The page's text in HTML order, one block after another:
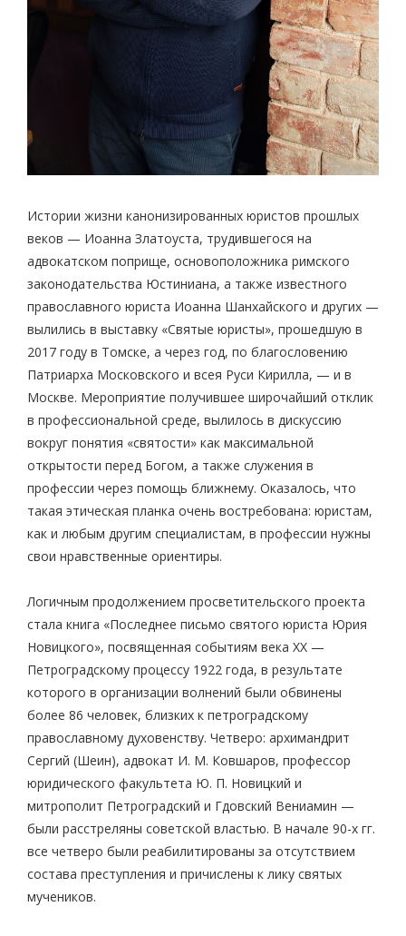
Истории жизни канонизированных юристов прошлых
веков — Иоанна Златоуста, трудившегося на
адвокатском поприще, основоположника римского
законодательства Юстиниана, а также известного
православного юриста Иоанна Шанхайского и других —
вылились в выставку «Святые юристы», прошедшую в
2017 году в Томске, а через год, по благословению
Патриарха Московского и всея Руси Кирилла, — и в
Москве. Мероприятие получившее широчайший отклик
в профессиональной среде, вылилось в дискуссию
вокруг понятия «святости» как максимальной
открытости перед Богом, а также служения в
профессии через помощь ближнему. Оказалось, что
такая этическая планка очень востребована: юристам,
как и любым другим специалистам, в профессии нужны
свои нравственные ориентиры.
Логичным продолжением просветительского проекта
стала книга «Последнее письмо святого юриста Юрия
Новицкого», посвященная событиям века XX —
Петроградскому процессу 1922 года, в результате
которого в организации волнений были обвинены
более 86 человек, близких к петроградскому
православному духовенству. Четверо: архимандрит
Сергий (Шеин), адвокат И. М. Ковшаров, профессор
юридического факультета Ю. П. Новицкий и
митрополит Петроградский и Гдовский Вениамин —
были расстреляны советской властью. В начале 90-х гг.
все четверо были реабилитированы за отсутствием
состава преступления и причислены к лику святых
мучеников.